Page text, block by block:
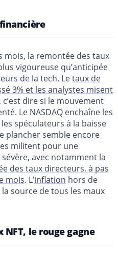
mois, la remontée des taux
vigoureuse qu’anticipée
de la tech. Letaux de
3% et les analystes misent
, c’est dire si le mouvement
Le NASDAQ enchaîne les
spéculateurs à la baisse
plancher semble encore
militent pour une
avec notamment la
des taux directeurs, à pas
mois. L’inflation hors de
source de tous les maux
le rouge gagne